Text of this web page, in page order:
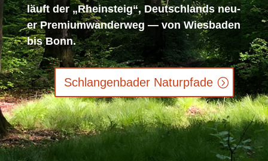
läuft der „Rhein­steig“, Deutsch­lands neu­
er Pre­mi­um­wan­der­weg — von Wies­ba­den
bis Bonn.
Schlan­gen­ba­der Naturpfade